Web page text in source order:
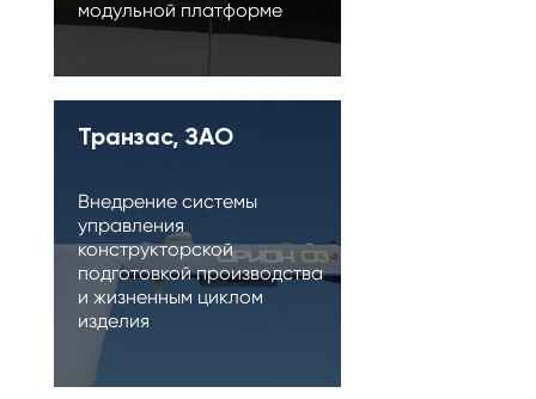
модульной платформе
Транзас, ЗАО
Внедрение системы
управления
конструкторской
подготовкой производства
и жизненным циклом
изделия